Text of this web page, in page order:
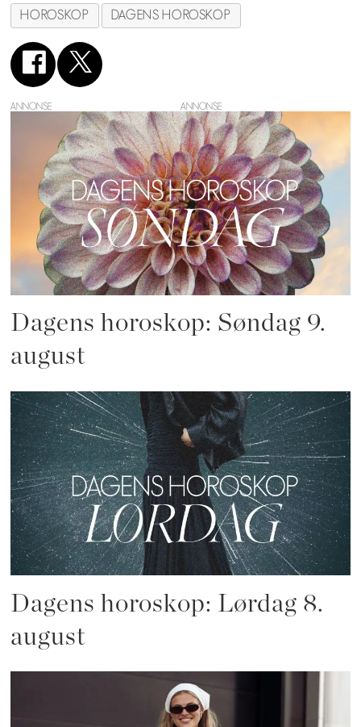
HOROSKOP DAGENS HOROSKOP
ANNONSE
Dagens horoskop: Søndag 9.
august
Dagens horoskop: Lørdag 8.
august